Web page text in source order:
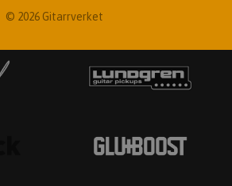
© 2026 Gitarrverket